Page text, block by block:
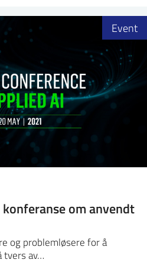
om anvendt
og problemløsere for å
tvers av…
Event